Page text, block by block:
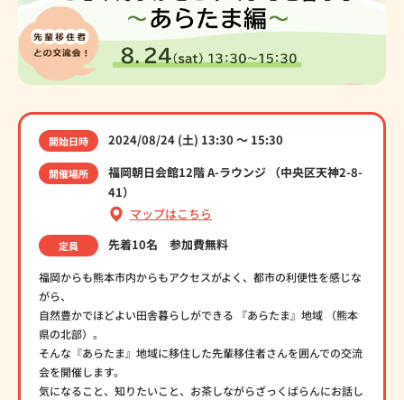
します。診断は1分で完了！
オススメ地域診断スタート
開始日時 2024/08/24 (土) 13:30 〜 15:30
開催場所
福岡朝日会館12階 A-ラウンジ （中央区天神2-8-
41）
マップはこちら
定員 先着10名 参加費無料
福岡からも熊本市内からもアクセスがよく、都市の利便性を感じな
がら、
自然豊かでほどよい田舎暮らしができる 『あらたま』地域 （熊本
県の北部）。
そんな『あらたま』地域に移住した先輩移住者さんを囲んでの交流
会を開催します。
気になること、知りたいこと、お茶しながらざっくばらんにお話し